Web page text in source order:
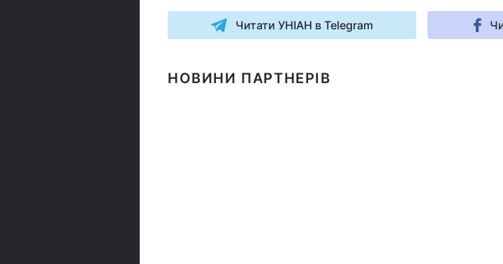
Читати УНІАН в Telegram
НОВИНИ ПАРТНЕРІВ